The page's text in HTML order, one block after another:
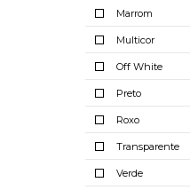
Marrom
Multicor
Off White
Preto
Roxo
Transparente
Verde